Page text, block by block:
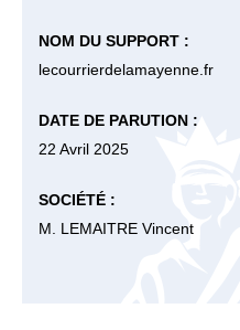
NOM DU SUPPORT :
lecourrierdelamayenne.fr
DATE DE PARUTION :
22 Avril 2025
SOCIÉTÉ :
M. LEMAITRE Vincent